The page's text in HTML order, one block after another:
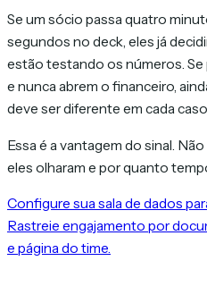
Se um sócio passa quatro
segundos no deck, eles já
estão testando os números.
e nunca abrem o financeiro,
deve ser diferente em cada
Essa é a vantagem do sinal.
eles olharam e por quanto
Configure sua sala de dados
Rastreie engajamento por
e página do time.